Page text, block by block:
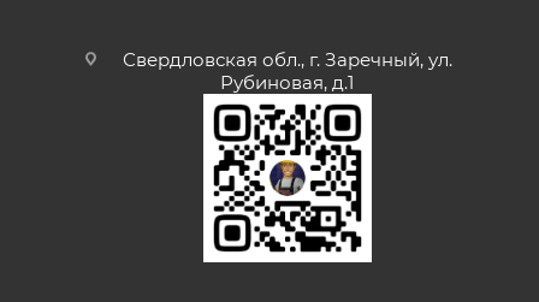
Свердловская обл., г. Заречный, ул.
Рубиновая, д.1